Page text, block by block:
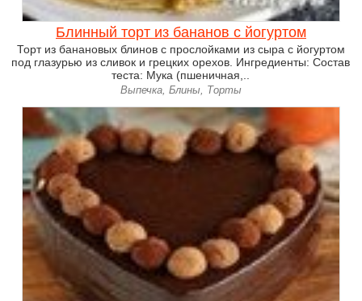
Блинный торт из бананов с йогуртом
Торт из банановых блинов с прослойками из сыра с йогуртом
под глазурью из сливок и грецких орехов. Ингредиенты: Состав
теста: Мука (пшеничная,..
Выпечка, Блины, Торты